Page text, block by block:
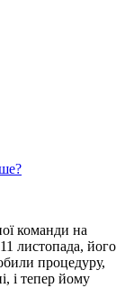
команди на
листопада, його
процедуру,
і тепер йому